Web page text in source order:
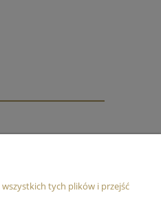
tych plików i przejść